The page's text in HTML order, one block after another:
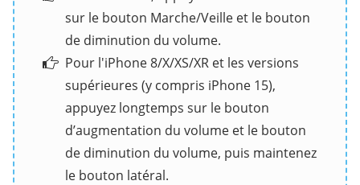
sur le bouton Marche/Veille et le bouton
de diminution du volume.
Pour l'iPhone 8/X/XS/XR et les versions
supérieures (y compris iPhone 15),
appuyez longtemps sur le bouton
d’augmentation du volume et le bouton
de diminution du volume, puis maintenez
le bouton latéral.